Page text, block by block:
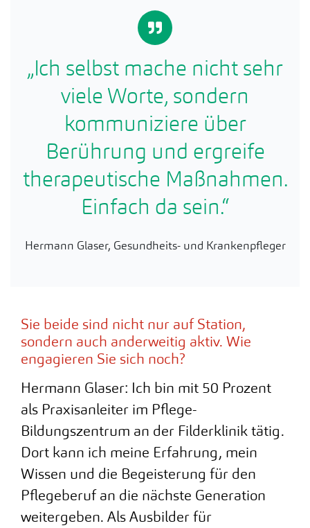
„Ich selbst mache nicht sehr
viele Worte, sondern
kommuniziere über
Berührung und ergreife
therapeutische Maßnahmen.
Einfach da sein.“
Hermann Glaser, Gesundheits- und Krankenpfleger
Sie beide sind nicht nur auf Station,
sondern auch anderweitig aktiv. Wie
engagieren Sie sich noch?
Hermann Glaser: Ich bin mit 50 Prozent
als Praxisanleiter im Pflege-
Bildungszentrum an der Filderklinik tätig.
Dort kann ich meine Erfahrung, mein
Wissen und die Begeisterung für den
Pflegeberuf an die nächste Generation
weitergeben. Als Ausbilder für